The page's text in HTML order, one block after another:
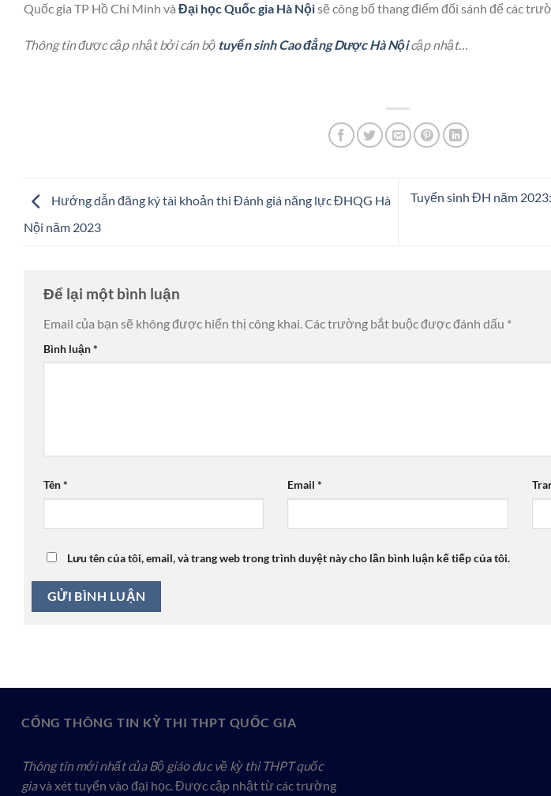
Quốc gia TP Hồ Chí Minh và Đại học Quốc gia Hà Nộisẽ công bố thang điểm đối sánh để các
Thông tin được cập nhật bởi cán bộ tuyển sinh Cao đẳng Dược Hà Nộicập nhật…
Hướng dẫn đăng ký tài khoản thi Đánh giá năng lực ĐHQG Hà
Nội năm 2023
Tuyển sinh ĐH năm
Để lại một bình luận
Email của bạn sẽ không được hiển thị công khai. Các trường bắt buộc được đánh dấu *
Bình luận*
Tên* Email*
Lưu tên của tôi, email, và trang web trong trình duyệt này cho lần bình luận kế tiếp của tôi.
CỔNG THÔNG TIN KỲ THI THPT QUỐC GIA
Thông tin mới nhất của Bộ giáo dục về kỳ thi THPT quốc
giavà xét tuyển vào đại học. Được cập nhật từ các trường